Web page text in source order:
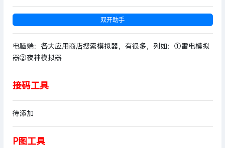
双开助手
电脑端：各大应用商店搜索模拟器，有很多，列如：①雷电模拟
器②夜神模拟器
接码工具
待添加
P图工具